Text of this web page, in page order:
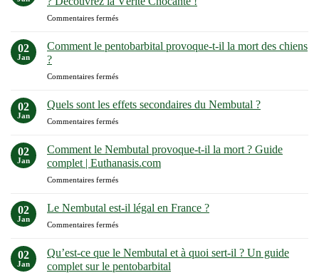
s’attendre
2023-
le
pentobarbital
médecine
Commentaires ferméssur
Médicament
est
pour
des
?
la
Vérité
02
Jan
Comment le pentobarbital provoque-t-il la mort des chiens
?
Commentaires ferméssur
le
pentobarbital
provoque-
il
la
des
?
02
Jan
Quels sont les effets secondaires du Nembutal ?
Commentaires ferméssur
sont
les
effets
secondaires
Nembutal
02
Jan
Comment le Nembutal provoque-t-il la mort ? Guide
complet | Euthanasis.com
Commentaires ferméssur
le
Nembutal
provoque-
il
la
02
Jan
Le Nembutal est-il légal en France ?
Commentaires ferméssur
Nembutal
est-
02
Jan
Qu’est-ce que le Nembutal et à quoi sert-il ? Un guide
complet sur le pentobarbital